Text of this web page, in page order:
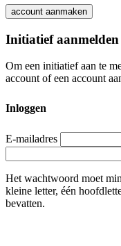
Initiatief aanmelden
Om een initiatief aan te
account of een account
Inloggen
E-mailadres
Het wachtwoord moet
kleine letter, één
bevatten.